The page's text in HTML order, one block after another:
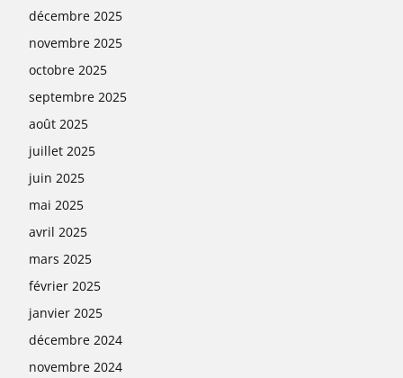
décembre 2025
novembre 2025
octobre 2025
septembre 2025
août 2025
juillet 2025
juin 2025
mai 2025
avril 2025
mars 2025
février 2025
janvier 2025
décembre 2024
novembre 2024